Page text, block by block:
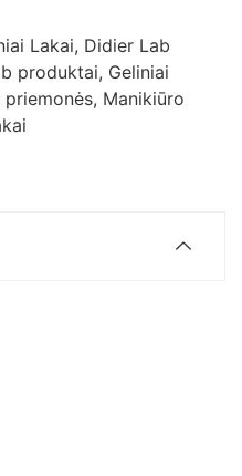
Lakai, Didier Lab
produktai, Geliniai
, Manikiūro